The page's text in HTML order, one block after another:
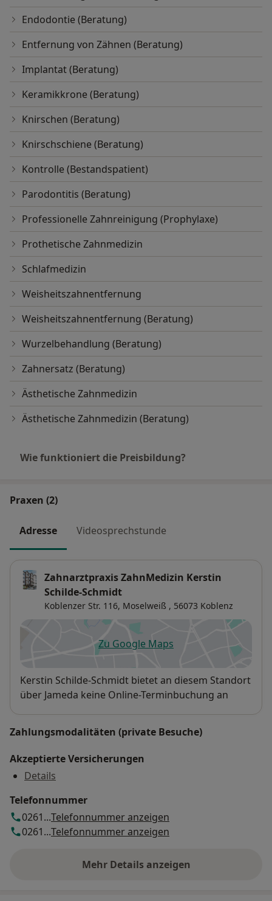
Endodontie (Beratung)
Entfernung von Zähnen (Beratung)
Implantat (Beratung)
Keramikkrone (Beratung)
Knirschen (Beratung)
Knirschschiene (Beratung)
Kontrolle (Bestandspatient)
Parodontitis (Beratung)
Professionelle Zahnreinigung (Prophylaxe)
Prothetische Zahnmedizin
Schlafmedizin
Weisheitszahnentfernung
Weisheitszahnentfernung (Beratung)
Wurzelbehandlung (Beratung)
Zahnersatz (Beratung)
Ästhetische Zahnmedizin
Ästhetische Zahnmedizin (Beratung)
Wie funktioniert die Preisbildung?
Praxen (2)
Adresse Videosprechstunde
Zahnarztpraxis ZahnMedizin Kerstin
Schilde-Schmidt
Koblenzer Str. 116, Moselweiß , 56073 Koblenz
Zu Google Mapsöffnet in einer neuen
Verfügbarkeit
Kerstin Schilde-Schmidt bietet an diesem Standort
über Jameda keine Online-Terminbuchung an
Zahlungsmodalitäten (private Besuche)
Akzeptierte Versicherungen
Details
Telefonnummer
0261...Telefonnummer anzeigen
0261...Telefonnummer anzeigen
Mehr Details anzeigen
über die Adresse